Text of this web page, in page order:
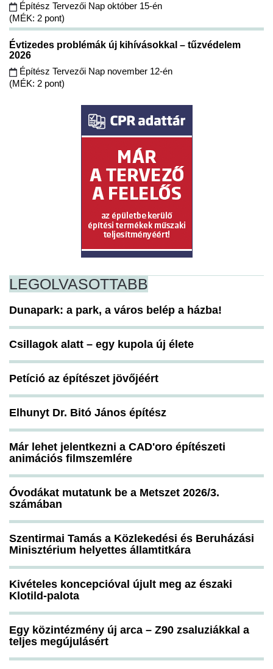
Építész Tervezői Nap október 15-én
(MÉK: 2 pont)
Évtizedes problémák új kihívásokkal – tűzvédelem
2026
Építész Tervezői Nap november 12-én
(MÉK: 2 pont)
LEGOLVASOTTABB
Dunapark: a park, a város belép a házba!
Csillagok alatt – egy kupola új élete
Petíció az építészet jövőjéért
Elhunyt Dr. Bitó János építész
Már lehet jelentkezni a CAD'oro építészeti
animációs filmszemlére
Óvodákat mutatunk be a Metszet 2026/3.
számában
Szentirmai Tamás a Közlekedési és Beruházási
Minisztérium helyettes államtitkára
Kivételes koncepcióval újult meg az északi
Klotild-palota
Egy közintézmény új arca – Z90 zsaluziákkal a
teljes megújulásért